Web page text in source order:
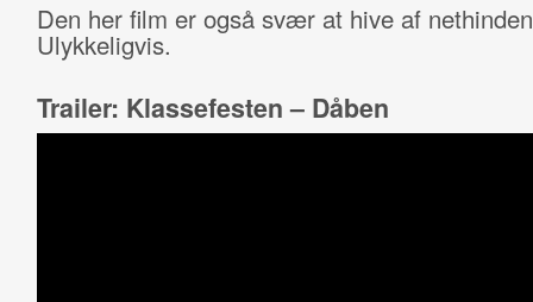
Den her film er også svær at hive af
Ulykkeligvis.
Trailer: Klassefesten – Dåben